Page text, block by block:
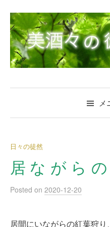
ン
テ
ン
ツ
ス
ッ
メ
日々の徒然
居 な が ら の
Posted on 2020-12-20
居間にいながらの紅葉狩